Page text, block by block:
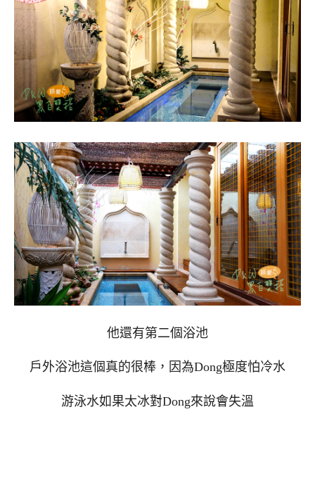
他還有第二個浴池
戶外浴池這個真的很棒，因為Dong極度怕冷水
游泳水如果太冰對Dong來說會失溫